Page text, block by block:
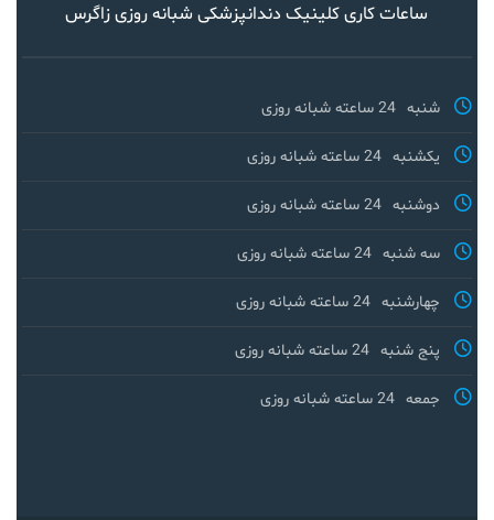
ساعات کاری کلینیک دندانپزشکی شبانه روزی زاگرس
شنبه 24 ساعته شبانه روزی
یکشنبه 24 ساعته شبانه روزی
دوشنبه 24 ساعته شبانه روزی
سه شنبه 24 ساعته شبانه روزی
چهارشنبه 24 ساعته شبانه روزی
پنج شنبه 24 ساعته شبانه روزی
جمعه 24 ساعته شبانه روزی